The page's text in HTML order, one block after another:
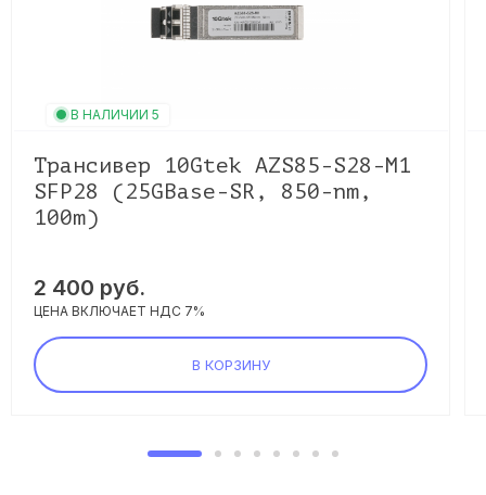
В НАЛИЧИИ 5
Трансивер 10Gtek AZS85-S28-M1
SFP28 (25GBase-SR, 850-nm,
100m)
2 400 руб.
ЦЕНА ВКЛЮЧАЕТ НДС 7%
В КОРЗИНУ